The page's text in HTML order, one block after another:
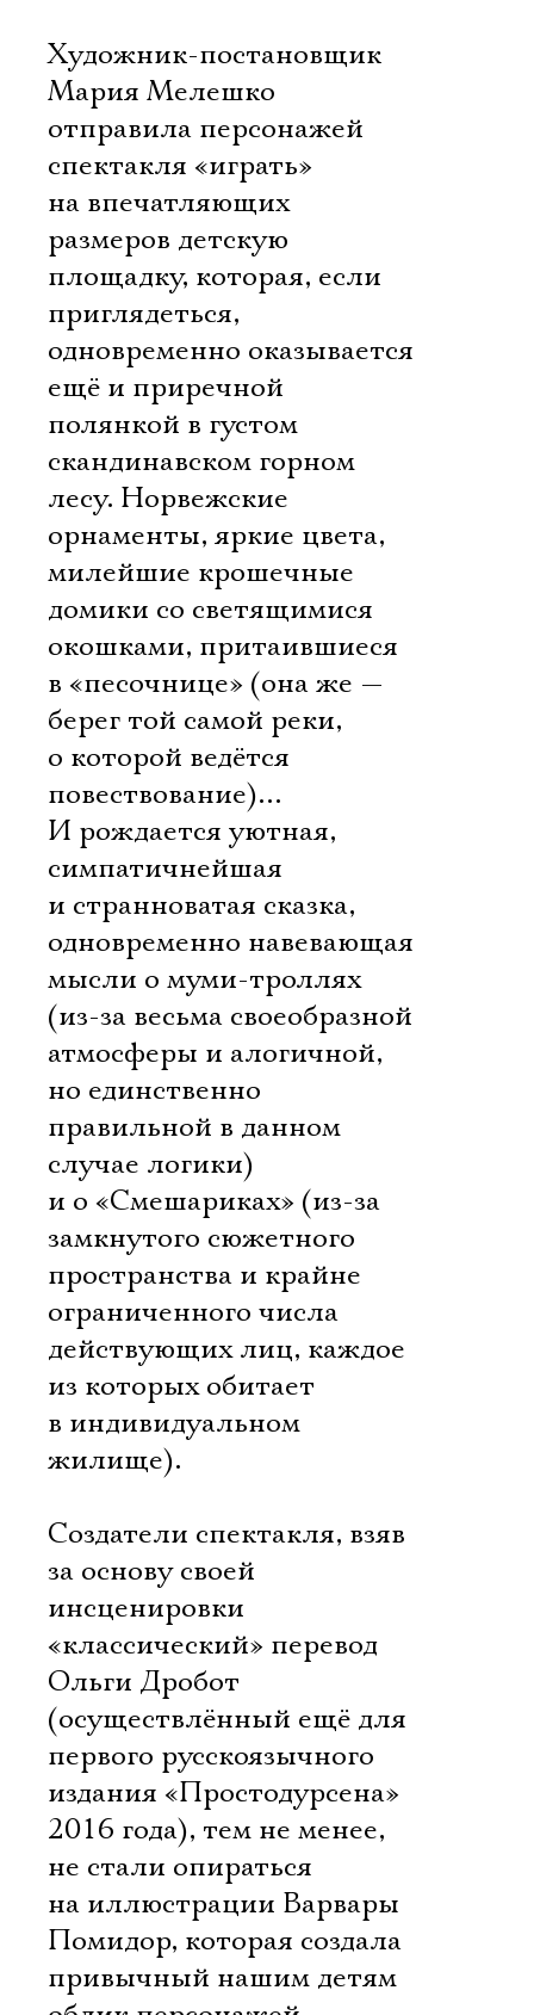
Художник-постановщик
Мария Мелешко
отправила персонажей
спектакля «играть»
на впечатляющих
размеров детскую
площадку, которая, если
приглядеться,
одновременно оказывается
ещё и приречной
полянкой в густом
скандинавском горном
лесу. Норвежские
орнаменты, яркие цвета,
милейшие крошечные
домики со светящимися
окошками, притаившиеся
в «песочнице» (она же —
берег той самой реки,
о которой ведётся
повествование)…
И рождается уютная,
симпатичнейшая
и странноватая сказка,
одновременно навевающая
мысли о муми-троллях
(из-за весьма своеобразной
атмосферы и алогичной,
но единственно
правильной в данном
случае логики)
и о «Смешариках» (из-за
замкнутого сюжетного
пространства и крайне
ограниченного числа
действующих лиц, каждое
из которых обитает
в индивидуальном
жилище).
Создатели спектакля, взяв
за основу своей
инсценировки
«классический» перевод
Ольги Дробот
(осуществлённый ещё для
первого русскоязычного
издания «Простодурсена»
2016 года), тем не менее,
не стали опираться
на иллюстрации Варвары
Помидор, которая создала
привычный нашим детям